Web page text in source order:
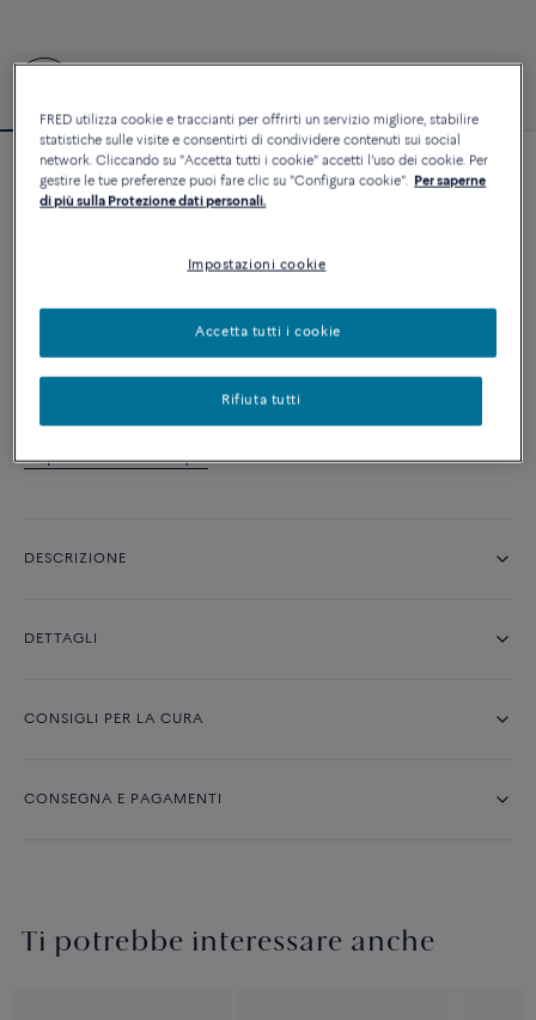
Personalizzabile
Bracciale Force 10
PERSONALIZZA
AGGIUNGI AL CARRELLO
Disponibilità in boutique
DESCRIZIONE
DETTAGLI
CONSIGLI PER LA CURA
CONSEGNA E PAGAMENTI
Ti potrebbe interessare anche
FRED utilizza cookie e traccianti per offrirti un servizio migliore, stabilire
statistiche sulle visite e consentirti di condividere contenuti sui social
network. Cliccando su "Accetta tutti i cookie" accetti l'uso dei cookie. Per
gestire le tue preferenze puoi fare clic su "Configura cookie".
Per saperne
di più sulla Protezione dati personali.
Impostazioni cookie
Rifiuta tutti
Accetta tutti i cookie